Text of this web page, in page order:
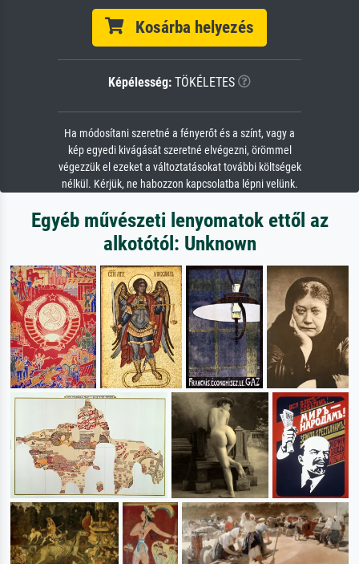
Kosárba helyezés
Képélesség: TÖKÉLETES
Ha módosítani szeretné a fényerőt és a színt, vagy a
kép egyedi kivágását szeretné elvégezni, örömmel
végezzük el ezeket a változtatásokat további költségek
nélkül. Kérjük, ne habozzon kapcsolatba lépni velünk.
Egyéb művészeti lenyomatok ettől az
alkotótól: Unknown